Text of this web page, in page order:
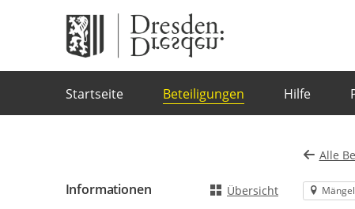
Startseite Beteiligungen Hilfe
Alle
Informationen Übersicht